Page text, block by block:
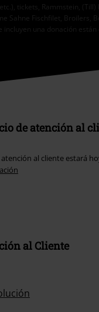
tickets, Rammstein,
Sahne Fischfilet, Broilers,
una donación están
de atención al
al cliente estará
al Cliente